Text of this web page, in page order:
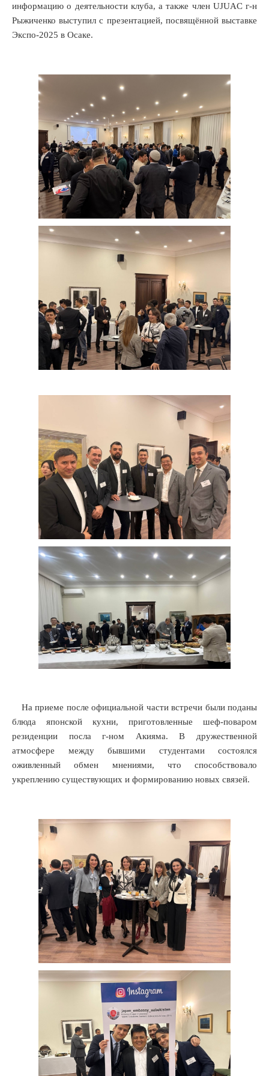
информацию о деятельности клуба, а также член UJUAC г-н
Рыжиченко выступил с презентацией, посвящённой выставке
Экспо-2025 в Осаке.
На приеме после официальной части встречи были поданы
блюда японской кухни, приготовленные шеф-поваром
резиденции посла г-ном Акияма. В дружественной
атмосфере между бывшими студентами состоялся
оживленный обмен мнениями, что способствовало
укреплению существующих и формированию новых связей.